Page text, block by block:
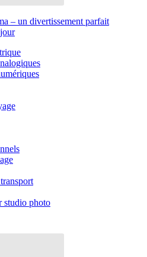
– un divertissement parfait
studio photo